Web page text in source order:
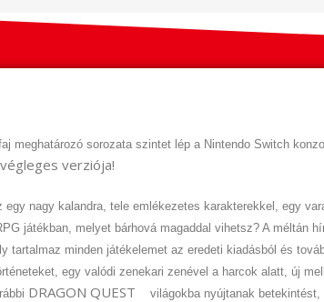
meghatározó sorozata szintet lép a Nintendo Switch
végleges verziója!
egy nagy kalandra, tele emlékezetes karakterekkel, egy
játékban , melyet bárhová magaddal vihetsz? A méltán
tartalmaz minden játékelemet az eredeti kiadásból és
egy valódi zenekari zenével a harcok alatt, új
DRAGON QUEST világokba nyújtanak betekintést,